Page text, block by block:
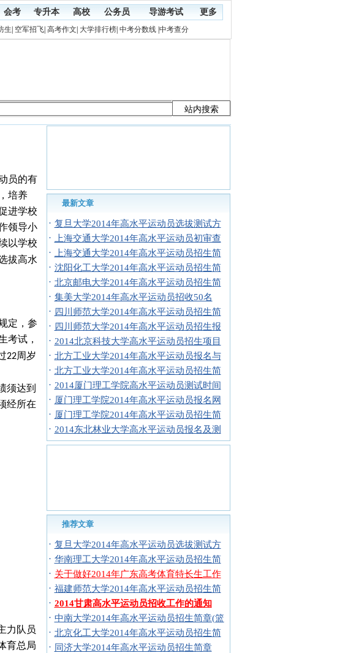
会考 专升本 高校 公务员 导游考试 更多
生 空军招飞| 高考作文 大学排行榜| 中考分数线| 中考查分
员的有
培养
进学校
领导小
以学校
拔高水
定，参
考试，
22周岁
须达到
经所在
力队员
育总局
最新文章
· 复旦大学2014年高水平运动员选拔测试方
·
上海交通大学2014年高水平运动员初审查
·
上海交通大学2014年高水平运动员招生简
· 沈阳化工大学2014年高水平运动员招生简
· 北京邮电大学2014年高水平运动员招生简
· 集美大学2014年高水平运动员招收50名
· 四川师范大学2014年高水平运动员招生简
· 四川师范大学2014年高水平运动员招生报
· 2014北京科技大学高水平运动员招生项目
· 北方工业大学2014年高水平运动员报名与
· 北方工业大学2014年高水平运动员招生简
· 2014厦门理工学院高水平运动员测试时间
· 厦门理工学院2014年高水平运动员报名网
· 厦门理工学院2014年高水平运动员招生简
· 2014东北林业大学高水平运动员报名及测
推荐文章
· 复旦大学2014年高水平运动员选拔测试方
· 华南理工大学2014年高水平运动员招生简
· 关于做好2014年广东高考体育特长生工作
· 福建师范大学2014年高水平运动员招生简
· 2014甘肃高水平运动员招收工作的通知
· 中南大学2014年高水平运动员招生简章(篮
· 北京化工大学2014年高水平运动员招生简
· 同济大学2014年高水平运动员招生简章